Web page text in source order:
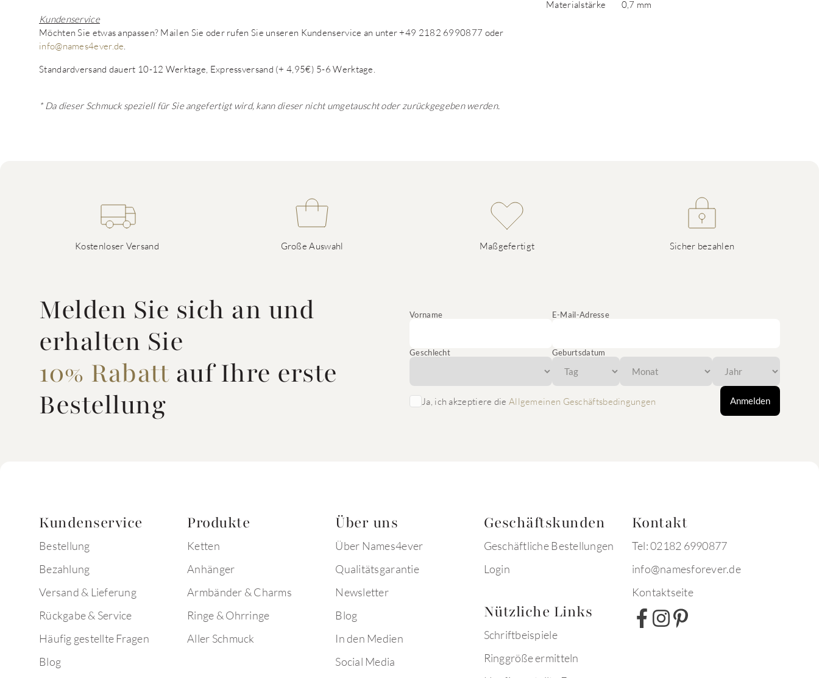
Kundenservice
Möchten Sie etwas anpassen? Mailen Sie oder rufen Sie unseren Kundenservice an unter +49 2182 6990877 oder
info@names4ever.de
Standardversand dauert 10-12 Werktage, Expressversand (+ 4,95€) 5-6 Werktage.
* Da dieser Schmuck speziell für Sie angefertigt wird, kann dieser nicht umgetauscht oder zurückgegeben werden.
Materialstärke
0,7 mm
Kostenloser Versand Große Auswahl Maßgefertigt Sicher bezahlen
Melden Sie sich an und
erhalten Sie
10% Rabattauf Ihre erste
Bestellung
Vorname E-Mail-Adresse
Geschlecht Geburtsdatum
Ja, ich akzeptiere die Allgemeinen Geschäftsbedingungen Anmelden
Kundenservice
Bestellung
Bezahlung
Versand & Lieferung
Rückgabe & Service
Häufig gestellte Fragen
Blog
Produkte
Ketten
Anhänger
Armbänder & Charms
Ringe & Ohrringe
Aller Schmuck
Über uns
Über Names4ever
Qualitätsgarantie
Newsletter
Blog
In den Medien
Social Media
Geschäftskunden
Geschäftliche Bestellungen
Login
Nützliche Links
Schriftbeispiele
Ringgröße ermitteln
Kontakt
Tel: 02182 6990877
info@namesforever.de
Kontaktseite